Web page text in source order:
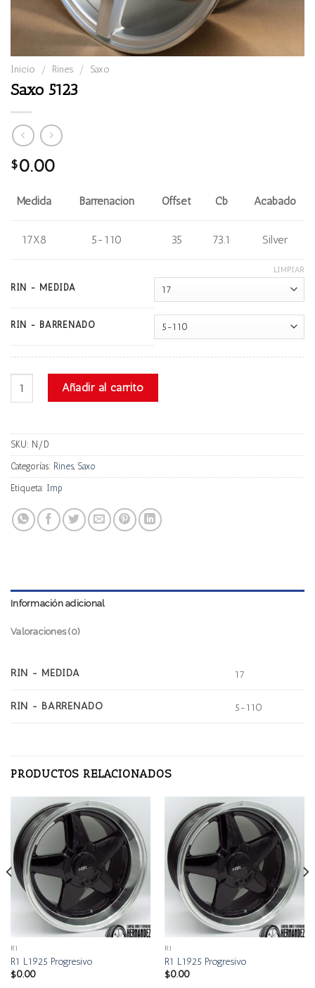
Inicio / Rines / Saxo
Saxo 5123
$0.00
Medida Barrenación Offset Cb Acabado
17X8 5-110 35 73.1 Silver
RIN - MEDIDA
RIN - BARRENADO
LIMPIAR
Saxo 5123 cantidadAñadir al carrito
SKU: N/D
Categorías: Rines, Saxo
Etiqueta: Imp
Información adicional
Valoraciones (0)
RIN - MEDIDA 17
RIN - BARRENADO 5-110
PRODUCTOS RELACIONADOS
R1
R1 L1925 Progresivo
$0.00
R1
R1 L1925 Progresivo
$0.00